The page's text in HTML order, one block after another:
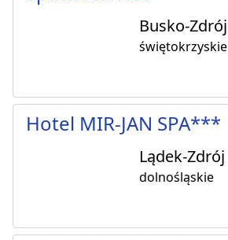
Busko-Zdrój
świętokrzyskie
Hotel MIR-JAN SPA***
Lądek-Zdrój
dolnośląskie